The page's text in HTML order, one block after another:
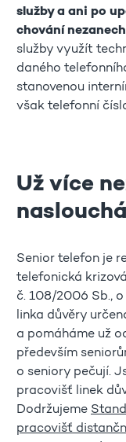
služby a ani po
chování
služby využít
daného
stanovenou
však telefonní
Už více
Senior telefon je
telefonická
č. 108/2006 Sb.,
linka důvěry
a pomáháme už
především
o seniory pečují.
pracovišť linek
Dodržujeme
pracovišť